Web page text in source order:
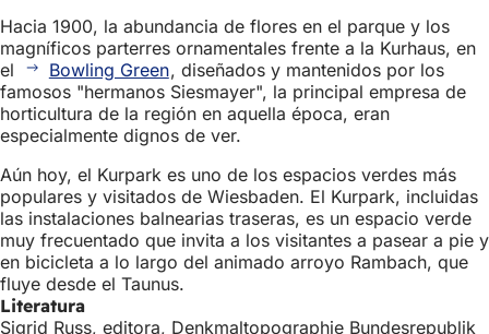
Hacia 1900, la abundancia de flores en el parque y los
magníficos parterres ornamentales frente a la Kurhaus, en
el
Bowling Green, diseñados y mantenidos por los
famosos "hermanos Siesmayer", la principal empresa de
horticultura de la región en aquella época, eran
especialmente dignos de ver.
Aún hoy, el Kurpark es uno de los espacios verdes más
populares y visitados de Wiesbaden. El Kurpark, incluidas
las instalaciones balnearias traseras, es un espacio verde
muy frecuentado que invita a los visitantes a pasear a pie y
en bicicleta a lo largo del animado arroyo Rambach, que
fluye desde el Taunus.
Literatura
Sigrid Russ, editora, Denkmaltopographie Bundesrepublik